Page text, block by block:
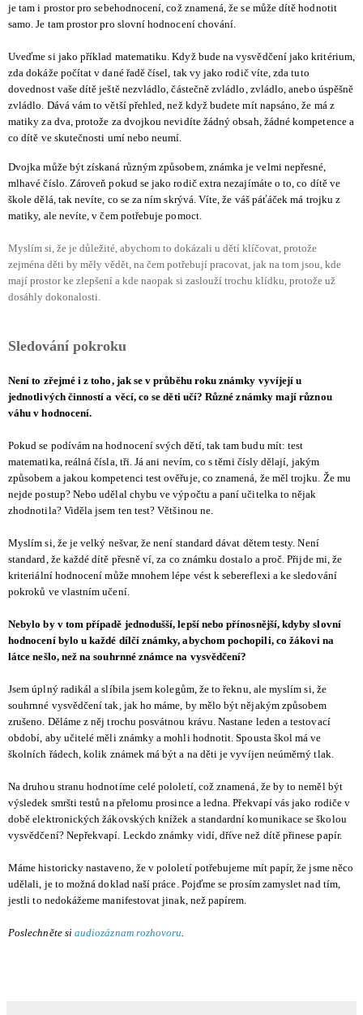
je tam i prostor pro sebehodnocení, což znamená, že se může dítě hodnotit
samo. Je tam prostor pro slovní hodnocení chování.
Uveďme si jako příklad matematiku. Když bude na vysvědčení jako kritérium,
zda dokáže počítat v dané řadě čísel, tak vy jako rodič víte, zda tuto
dovednost vaše dítě ještě nezvládlo, částečně zvládlo, zvládlo, anebo úspěšně
zvládlo. Dává vám to větší přehled, než když budete mít napsáno, že má z
matiky za dva, protože za dvojkou nevidíte žádný obsah, žádné kompetence a
co dítě ve skutečnosti umí nebo neumí.
Dvojka může být získaná různým způsobem, známka je velmi nepřesné,
mlhavé číslo. Zároveň pokud se jako rodič extra nezajímáte o to, co dítě ve
škole dělá, tak nevíte, co se za ním skrývá. Víte, že váš páťáček má trojku z
matiky, ale nevíte, v čem potřebuje pomoct.
Myslím si, že je důležité, abychom to dokázali u dětí klíčovat, protože
zejména děti by měly vědět, na čem potřebují pracovat, jak na tom jsou, kde
mají prostor ke zlepšení a kde naopak si zaslouží trochu klídku, protože už
dosáhly dokonalosti.
Sledování pokroku
Není to zřejmé i z toho, jak se v průběhu roku známky vyvíjejí u
jednotlivých činností a věcí, co se děti učí? Různé známky mají různou
váhu v hodnocení.
Pokud se podívám na hodnocení svých dětí, tak tam budu mít: test
matematika, reálná čísla, tři. Já ani nevím, co s těmi čísly dělají, jakým
způsobem a jakou kompetenci test ověřuje, co znamená, že měl trojku. Že mu
nejde postup? Nebo udělal chybu ve výpočtu a paní učitelka to nějak
zhodnotila? Viděla jsem ten test? Většinou ne.
Myslím si, že je velký nešvar, že není standard dávat dětem testy. Není
standard, že každé dítě přesně ví, za co známku dostalo a proč. Přijde mi, že
kriteriální hodnocení může mnohem lépe vést k sebereflexi a ke sledování
pokroků ve vlastním učení.
Nebylo by v tom případě jednodušší, lepší nebo přínosnější, kdyby slovní
hodnocení bylo u každé dílčí známky, abychom pochopili, co žákovi na
látce nešlo, než na souhrnné známce na vysvědčení?
Jsem úplný radikál a slíbila jsem kolegům, že to řeknu, ale myslím si, že
souhrnné vysvědčení tak, jak ho máme, by mělo být nějakým způsobem
zrušeno. Děláme z něj trochu posvátnou krávu. Nastane leden a testovací
období, aby učitelé měli známky a mohli hodnotit. Spousta škol má ve
školních řádech, kolik známek má být a na děti je vyvíjen neúměrný tlak.
Na druhou stranu hodnotíme celé pololetí, což znamená, že by to neměl být
výsledek smršti testů na přelomu prosince a ledna. Překvapí vás jako rodiče v
době elektronických žákovských knížek a standardní komunikace se školou
vysvědčení? Nepřekvapí. Leckdo známky vidí, dříve než dítě přinese papír.
Máme historicky nastaveno, že v pololetí potřebujeme mít papír, že jsme něco
udělali, je to možná doklad naší práce. Pojďme se prosím zamyslet nad tím,
jestli to nedokážeme manifestovat jinak, než papírem.
Poslechněte si audiozáznam rozhovoru